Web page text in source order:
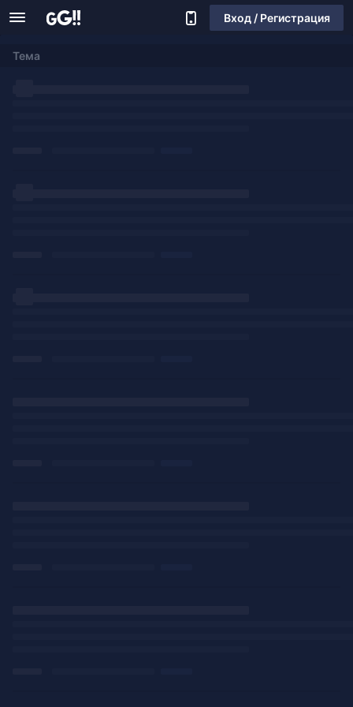
Вход / Регистрация
Тема